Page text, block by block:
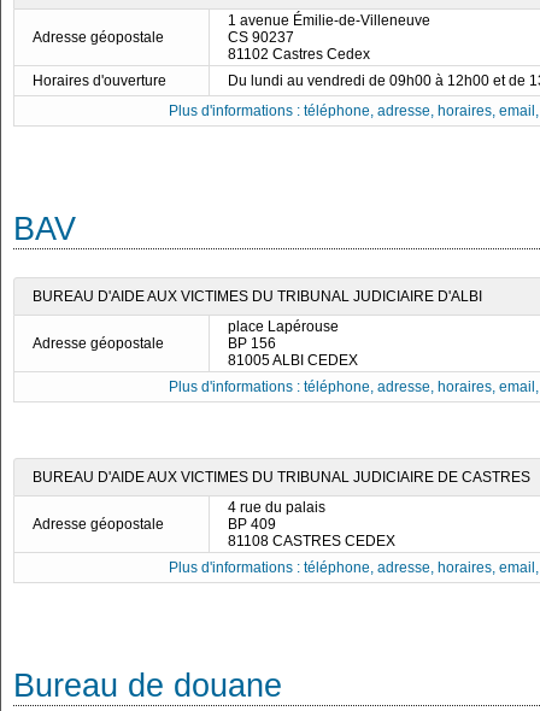
Adresse géopostale
1 avenue Émilie-de-Villeneuve
CS 90237
81102 Castres Cedex
Horaires d'ouverture
Du lundi au vendredi de 09h00 à 12h00 et de
Plus d'informations : téléphone, adresse, horaires,
BAV
BUREAU D'AIDE AUX VICTIMES DU TRIBUNAL JUDICIAIRE D'ALBI
Adresse géopostale
place Lapérouse
BP 156
81005 ALBI CEDEX
Plus d'informations : téléphone, adresse, horaires,
BUREAU D'AIDE AUX VICTIMES DU TRIBUNAL JUDICIAIRE DE CASTRES
Adresse géopostale
4 rue du palais
BP 409
81108 CASTRES CEDEX
Plus d'informations : téléphone, adresse, horaires,
Bureau de douane